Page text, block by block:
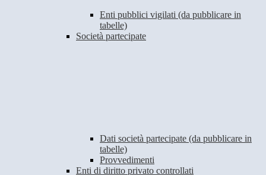
Enti pubblici vigilati (da pubblicare in
tabelle)
Società partecipate
Dati società partecipate (da pubblicare in
tabelle)
Provvedimenti
Enti di diritto privato controllati